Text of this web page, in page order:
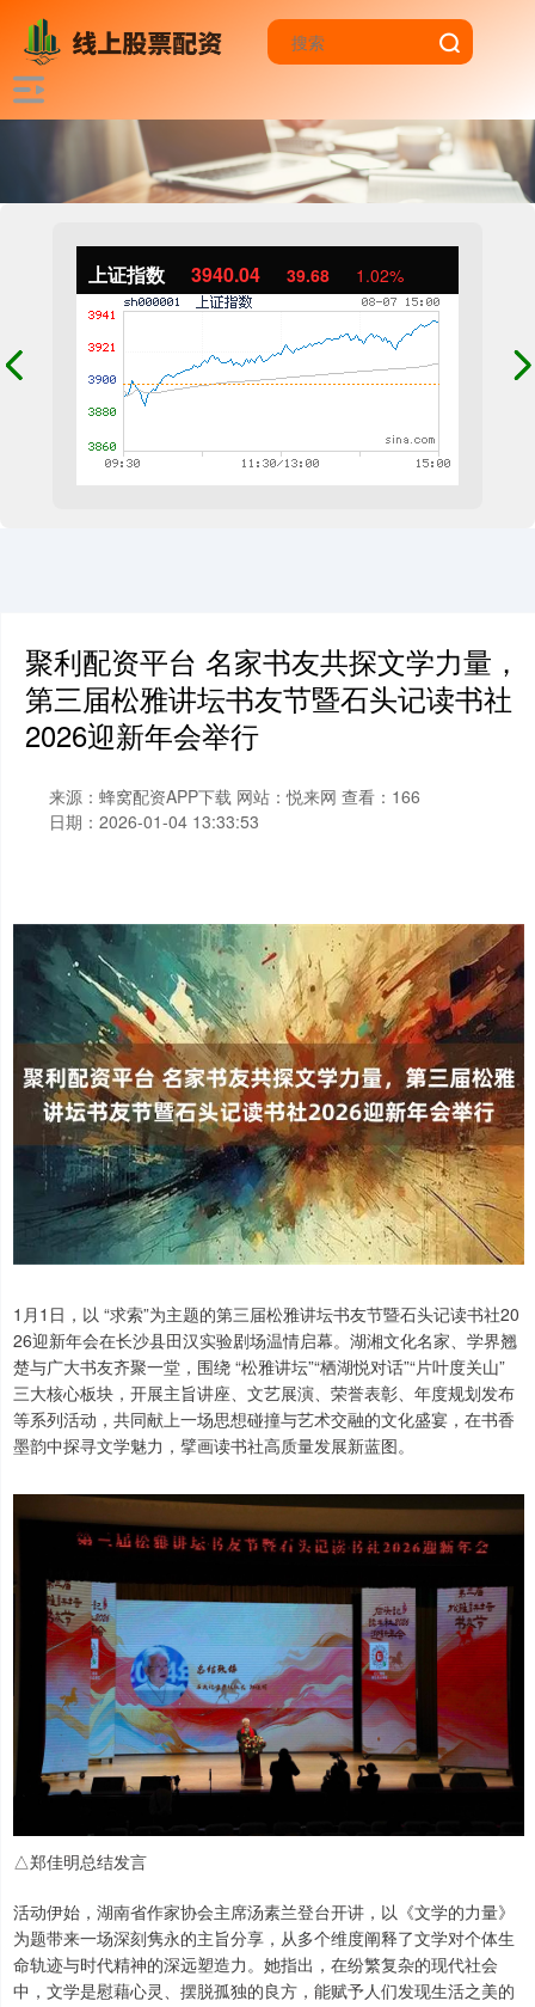
上证指数 3940.04 39.68 1.02%
聚利配资平台 名家书友共探文学力量，
第三届松雅讲坛书友节暨石头记读书社
2026迎新年会举行
来源：蜂窝配资APP下载 网站：悦来网 查看：166
日期：2026-01-04 13:33:53
1月1日，以 “求索”为主题的第三届松雅讲坛书友节暨石头记读书社20
26迎新年会在长沙县田汉实验剧场温情启幕。湖湘文化名家、学界翘
楚与广大书友齐聚一堂，围绕 “松雅讲坛”“栖湖悦对话”“片叶度关山”
三大核心板块，开展主旨讲座、文艺展演、荣誉表彰、年度规划发布
等系列活动，共同献上一场思想碰撞与艺术交融的文化盛宴，在书香
墨韵中探寻文学魅力，擘画读书社高质量发展新蓝图。
△郑佳明总结发言
活动伊始，湖南省作家协会主席汤素兰登台开讲，以《文学的力量》
为题带来一场深刻隽永的主旨分享，从多个维度阐释了文学对个体生
命轨迹与时代精神的深远塑造力。她指出，在纷繁复杂的现代社会
中，文学是慰藉心灵、摆脱孤独的良方，能赋予人们发现生活之美的